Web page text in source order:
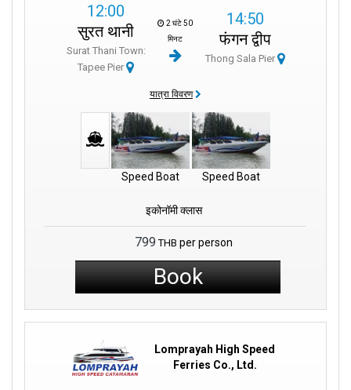
12:00
सुरत थानी
Surat Thani Town:
Tapee Pier
2 घंटे 50
मिनट
14:50
फंगन द्वीप
Thong Sala Pier
यात्रा विवरण
Speed Boat Speed Boat
इकोनॉमी क्लास
799 THB per person
Book
Lomprayah High Speed
Ferries Co., Ltd.